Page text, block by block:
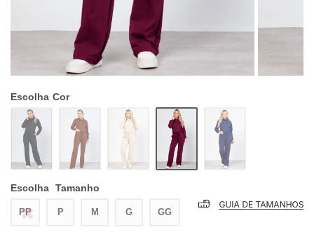
Escolha Cor
Escolha Tamanho
PP P M G GG